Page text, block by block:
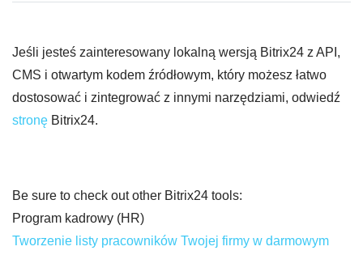
Jeśli jesteś zainteresowany lokalną wersją Bitrix24 z API,
CMS i otwartym kodem źródłowym, który możesz łatwo
dostosować i zintegrować z innymi narzędziami, odwiedź
stronę Bitrix24.
Be sure to check out other Bitrix24 tools:
Program kadrowy (HR)
Tworzenie listy pracowników Twojej firmy w darmowym